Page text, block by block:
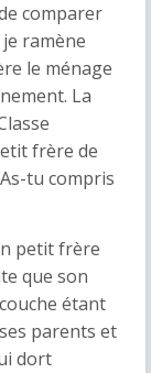
comparer
ramène
le ménage
La
frère de
tu compris
petit frère
que son
étant
parents et
dort